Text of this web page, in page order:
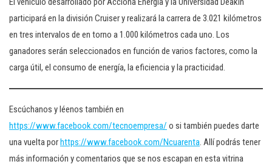
participará en la división Cruiser y realizará la carrera de 3.021 kilómetros
en tres intervalos de en torno a 1.000 kilómetros cada uno. Los
ganadores serán seleccionados en función de varios factores, como la
carga útil, el consumo de energía, la eficiencia y la practicidad.
Escúchanos y léenos también en
https://www.facebook.com/tecnoempresa/ o si también puedes darte
una vuelta porhttps://www.facebook.com/Ncuarenta. Allí podrás tener
más información y comentarios que se nos escapan en esta vitrina